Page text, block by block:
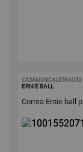
CASAMUSICALSTRAUSS
ERNIE BALL
Correa Ernie ball